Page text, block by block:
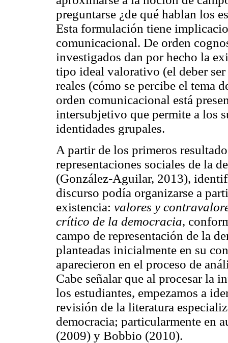
preguntarse ¿de qué hablan los
Esta formulación tiene
comunicacional. De orden
investigados dan por hecho la
tipo ideal valorativo (el deber
reales (cómo se percibe el tema
orden comunicacional está
intersubjetivo que permite a los
identidades grupales.
A partir de los primeros
representaciones sociales de la
(González-Aguilar, 2013),
discurso podía organizarse a
existencia: valores y
crítico de la democracia,
campo de representación de la
planteadas inicialmente en su
aparecieron en el proceso de
Cabe señalar que al procesar la
los estudiantes, empezamos a
revisión de la literatura
democracia; particularmente en
(2009) y Bobbio (2010).